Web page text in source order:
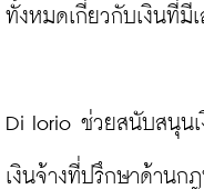
ทั้งหมดเกี่ยวกับเงินที่มี
Di Iorio ช่วยสนับสนุน
เงินจ้างที่ปรึกษาด้านก